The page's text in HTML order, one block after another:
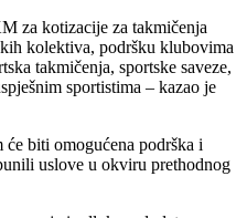
za kotizacije za takmičenja
kolektiva, podršku klubovima
takmičenja, sportske saveze,
sportistima – kazao je
biti omogućena podrška i
uslove u okviru prethodnog